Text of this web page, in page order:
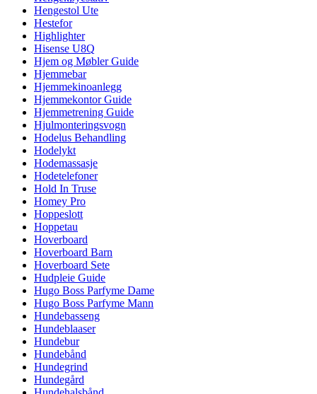
Hengestol Ute
Hestefor
Highlighter
Hisense U8Q
Hjem og Møbler Guide
Hjemmebar
Hjemmekinoanlegg
Hjemmekontor Guide
Hjemmetrening Guide
Hjulmonteringsvogn
Hodelus Behandling
Hodelykt
Hodemassasje
Hodetelefoner
Hold In Truse
Homey Pro
Hoppeslott
Hoppetau
Hoverboard
Hoverboard Barn
Hoverboard Sete
Hudpleie Guide
Hugo Boss Parfyme Dame
Hugo Boss Parfyme Mann
Hundebasseng
Hundeblaaser
Hundebur
Hundebånd
Hundegrind
Hundegård